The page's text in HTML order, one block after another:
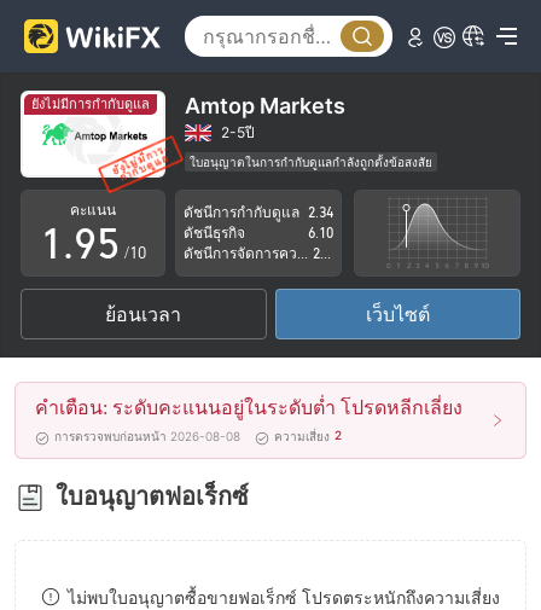
ยังไม่มีการกำกับดูแล Amtop Markets
2-5ปี
ใบอนุญาตในการกำกับดูแลกำลังถูกตั้งข้อสงสัย
กลุ่มธุรกิจที่ต้องสงสัย
ระวังความเสี่ยงอันตรายที่อาจจะซ่อนอยู่
คะแนน
0
1
2
3
4
5
6
7
8
.
5
6
7
8
9
1
2
3
4
5
6
7
8
9
/10
ดัชนีการกำกับดูแล 2.34
ดัชนีธุรกิจ
6.10
ย้อนเวลา เว็บไซต์
คำเตือน: ระดับคะแนนอยู่ในระดับต่ำ โปรดหลีกเลี่ยง
การตรวจพบก่อนหน้า 2026-08-08 ความเสี่ยง 2
ใบอนุญาตฟอเร็กซ์
ไม่พบใบอนุญาตซื้อขายฟอเร็กซ์ โปรดตระหนักถึงความเสี่ยง